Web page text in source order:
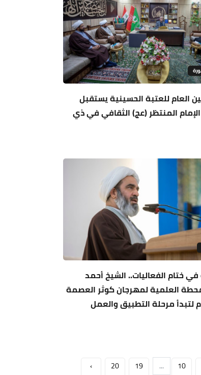
العام للعتبة الحسينية يستقبل
المنتظر (عج) الثقافي في ذي
ختام الفعاليات.. الشيخ أحمد
العلمية لمهرجان كوثر العصمة
لتبدأ مرحلة التطبيق والعمل
10
...
19
20
›